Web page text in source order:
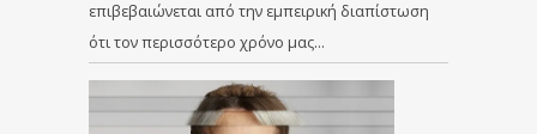
επιβεβαιώνεται από την εμπειρική διαπίστωση
ότι τον περισσότερο χρόνο μας…